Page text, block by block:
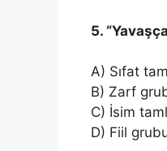
5.
A) Sıfat
B) Zarf
C) İsim
D) Fiil